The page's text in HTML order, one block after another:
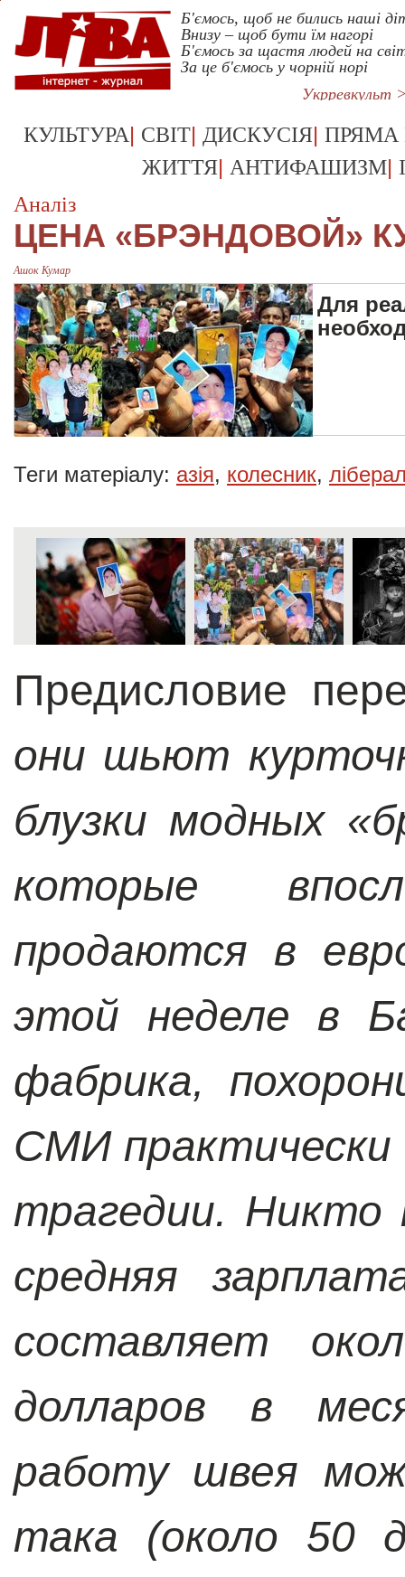
Б'ємось, щоб не бились наші
Внизу – щоб бути їм нагорі
Б'ємось за щастя людей на
За це б'ємось у чорній норі
Укрревкульт
КУЛЬТУРА| СВІТ| ДИСКУСІЯ| ПРЯМА
ЖИТТЯ| АНТИФАШИЗМ|
Аналіз
ЦЕНА «БРЭНДОВОЙ»
Ашок Кумар
Для
Теги матеріалу: азія, колесник,
Предисловие
они шьют
блузки модных
которые
продаются в
этой неделе в
фабрика,
СМИ
трагедии.
средняя
составляет
долларов в
работу швея
така (около 50